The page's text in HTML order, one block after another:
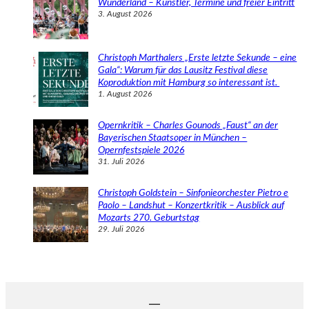
Wunderland – Künstler, Termine und freier Eintritt
3. August 2026
Christoph Marthalers „Erste letzte Sekunde – eine
Gala“: Warum für das Lausitz Festival diese
Koproduktion mit Hamburg so interessant ist.
1. August 2026
Opernkritik – Charles Gounods „Faust“ an der
Bayerischen Staatsoper in München –
Opernfestspiele 2026
31. Juli 2026
Christoph Goldstein – Sinfonieorchester Pietro e
Paolo – Landshut – Konzertkritik – Ausblick auf
Mozarts 270. Geburtstag
29. Juli 2026